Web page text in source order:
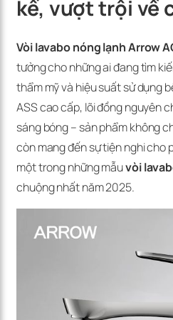
kế, vượt trội về
Vòi lavabo nóng lạnh Arrow
tưởng cho những ai đang tìm
thẩm mỹ và hiệu suất sử dụng
ASS cao cấp, lõi đồng nguyên
sáng bóng – sản phẩm không
còn mang đến sự tiện nghi cho
một trong những mẫuvòi
chuộng nhất năm 2025.